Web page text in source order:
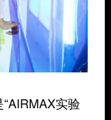
实验